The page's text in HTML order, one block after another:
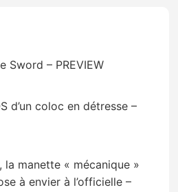
Sword – PREVIEW
d’un coloc en détresse –
la manette « mécanique »
à envier à l’officielle –